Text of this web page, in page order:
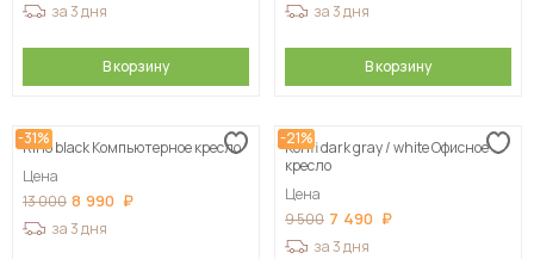
за 3 дня
В корзину
за 3 дня
В корзину
-31%
Rino black Компьютерное кресло
Цена
13 000 8 990
за 3 дня
-21%
Konfi dark gray / white Офисное
кресло
Цена
9 500 7 490
за 3 дня